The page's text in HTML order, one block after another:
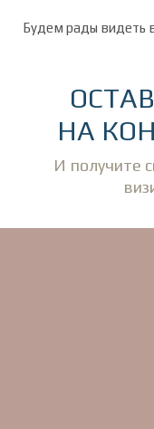
Будем рады видеть
И получите
НА